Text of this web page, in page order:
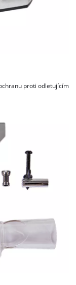
proti odletujícím